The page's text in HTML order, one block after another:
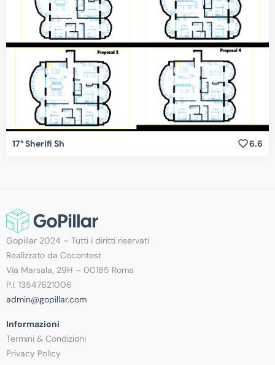
17° Sherifi Sh 6.6
Gopillar 2024 – Tutti i diritti riservati
Realizzato da Cocontest
Via Marsala, 29H – 00185 Roma
P.I. 13547621006
admin@gopillar.com
Informazioni
Termini & Condizioni
Privacy Policy